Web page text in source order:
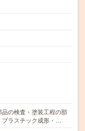
の検査・塗装工程の部
プラスチック成形・…